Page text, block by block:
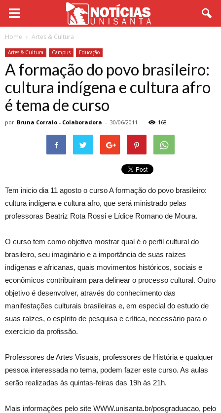
Home Artes & Cultura
Artes & Cultura Campus Educação
A formação do povo brasileiro:
cultura indígena e cultura afro
é tema de curso
por Bruna Corralo - Colaboradora - 30/06/2011 168
Tem inicio dia 11 agosto o curso A formação do povo brasileiro:
cultura indígena e cultura afro, que será ministrado pelas
professoras Beatriz Rota Rossi e Lídice Romano de Moura.
O curso tem como objetivo mostrar qual é o perfil cultural do
brasileiro, seu imaginário e a importância de suas raízes
indígenas e africanas, quais movimentos históricos, sociais e
econômicos contribuíram para delinear o processo cultural. Outro
objetivo é desenvolver, através do conhecimento das
manifestações culturais brasileiras e, em especial do estudo de
suas raízes, o espírito de pesquisa e crítica, necessário para o
exercício da profissão.
Professores de Artes Visuais, professores de História e qualquer
pessoa interessada no tema, podem fazer este curso. As aulas
serão realizadas às quintas-feiras das 19h às 21h.
Mais informações pelo site WWW.unisanta.br/posgraduacao, pelo